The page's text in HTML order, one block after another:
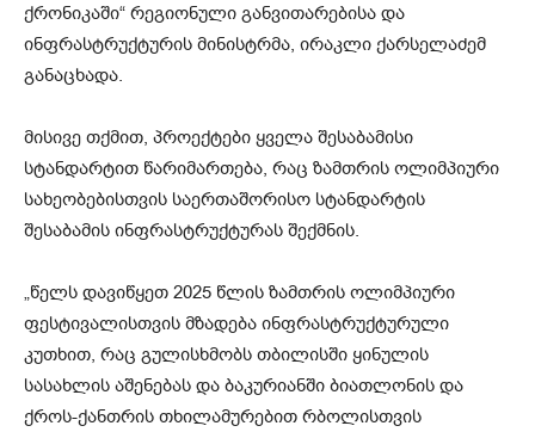
ქრონიკაში“ რეგიონული განვითარებისა და
ინფრასტრუქტურის მინისტრმა, ირაკლი ქარსელაძემ
განაცხადა.
მისივე თქმით, პროექტები ყველა შესაბამისი
სტანდარტით წარიმართება, რაც ზამთრის ოლიმპიური
სახეობებისთვის საერთაშორისო სტანდარტის
შესაბამის ინფრასტრუქტურას შექმნის.
„წელს დავიწყეთ 2025 წლის ზამთრის ოლიმპიური
ფესტივალისთვის მზადება ინფრასტრუქტურული
კუთხით, რაც გულისხმობს თბილისში ყინულის
სასახლის აშენებას და ბაკურიანში ბიათლონის და
ქროს-ქანთრის თხილამურებით რბოლისთვის